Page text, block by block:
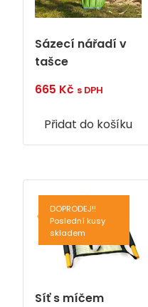
Sázecí nářadí v
tašce
665 Kč s DPH
Přidat do košíku
DOPRODEJ!!
Poslední kusy
skladem
Síť s míčem